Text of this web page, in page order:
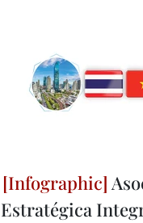
Estratégica